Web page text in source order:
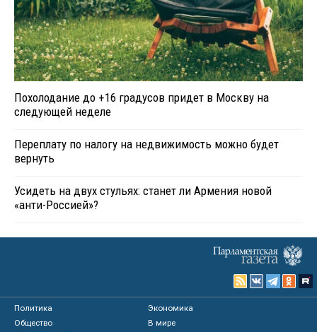
Похолодание до +16 градусов придет в Москву на
следующей неделе
Переплату по налогу на недвижимость можно будет
вернуть
Усидеть на двух стульях: станет ли Армения новой
«анти-Россией»?
Политика
Экономика
Общество
В мире